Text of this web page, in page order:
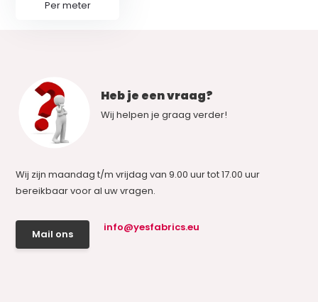
Per meter
Heb je een vraag?
Wij helpen je graag verder!
Wij zijn maandag t/m vrijdag van 9.00 uur tot 17.00 uur
bereikbaar voor al uw vragen.
Mail ons
info@yesfabrics.eu